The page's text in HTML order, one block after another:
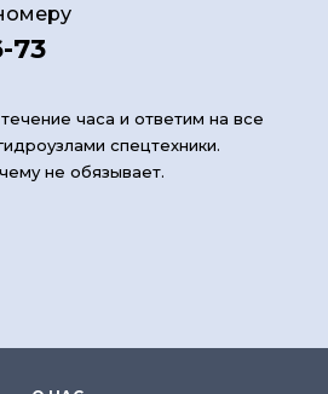
73
часа и ответим на все
спецтехники.
не обязывает.